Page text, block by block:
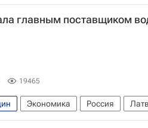
главным поставщиком
19465
Экономика Россия